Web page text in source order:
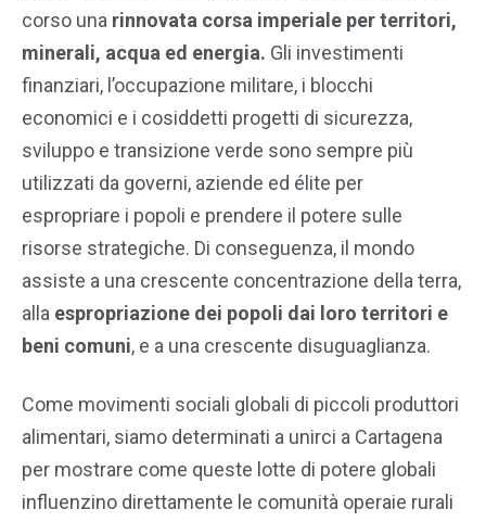
corso una rinnovata corsa imperiale per territori,
minerali, acqua ed energia. Gli investimenti
finanziari, l’occupazione militare, i blocchi
economici e i cosiddetti progetti di sicurezza,
sviluppo e transizione verde sono sempre più
utilizzati da governi, aziende ed élite per
espropriare i popoli e prendere il potere sulle
risorse strategiche. Di conseguenza, il mondo
assiste a una crescente concentrazione della terra,
alla espropriazione dei popoli dai loro territori e
beni comuni, e a una crescente disuguaglianza.
Come movimenti sociali globali di piccoli produttori
alimentari, siamo determinati a unirci a Cartagena
per mostrare come queste lotte di potere globali
influenzino direttamente le comunità operaie rurali